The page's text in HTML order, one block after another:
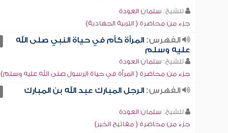
للشيخ: سلمان العودة
جزء من محاضرة ( التربية الجهادية)
الفهرس:المرأة كأم في حياة النبي صلى الله
عليه وسلم
للشيخ: سلمان العودة
جزء من محاضرة ( المرأة في حياة الرسول صلى الله عليه وسلم)
الفهرس:الرجل المبارك عبد الله بن المبارك
للشيخ: سلمان العودة
جزء من محاضرة ( مفاتيح الخير)